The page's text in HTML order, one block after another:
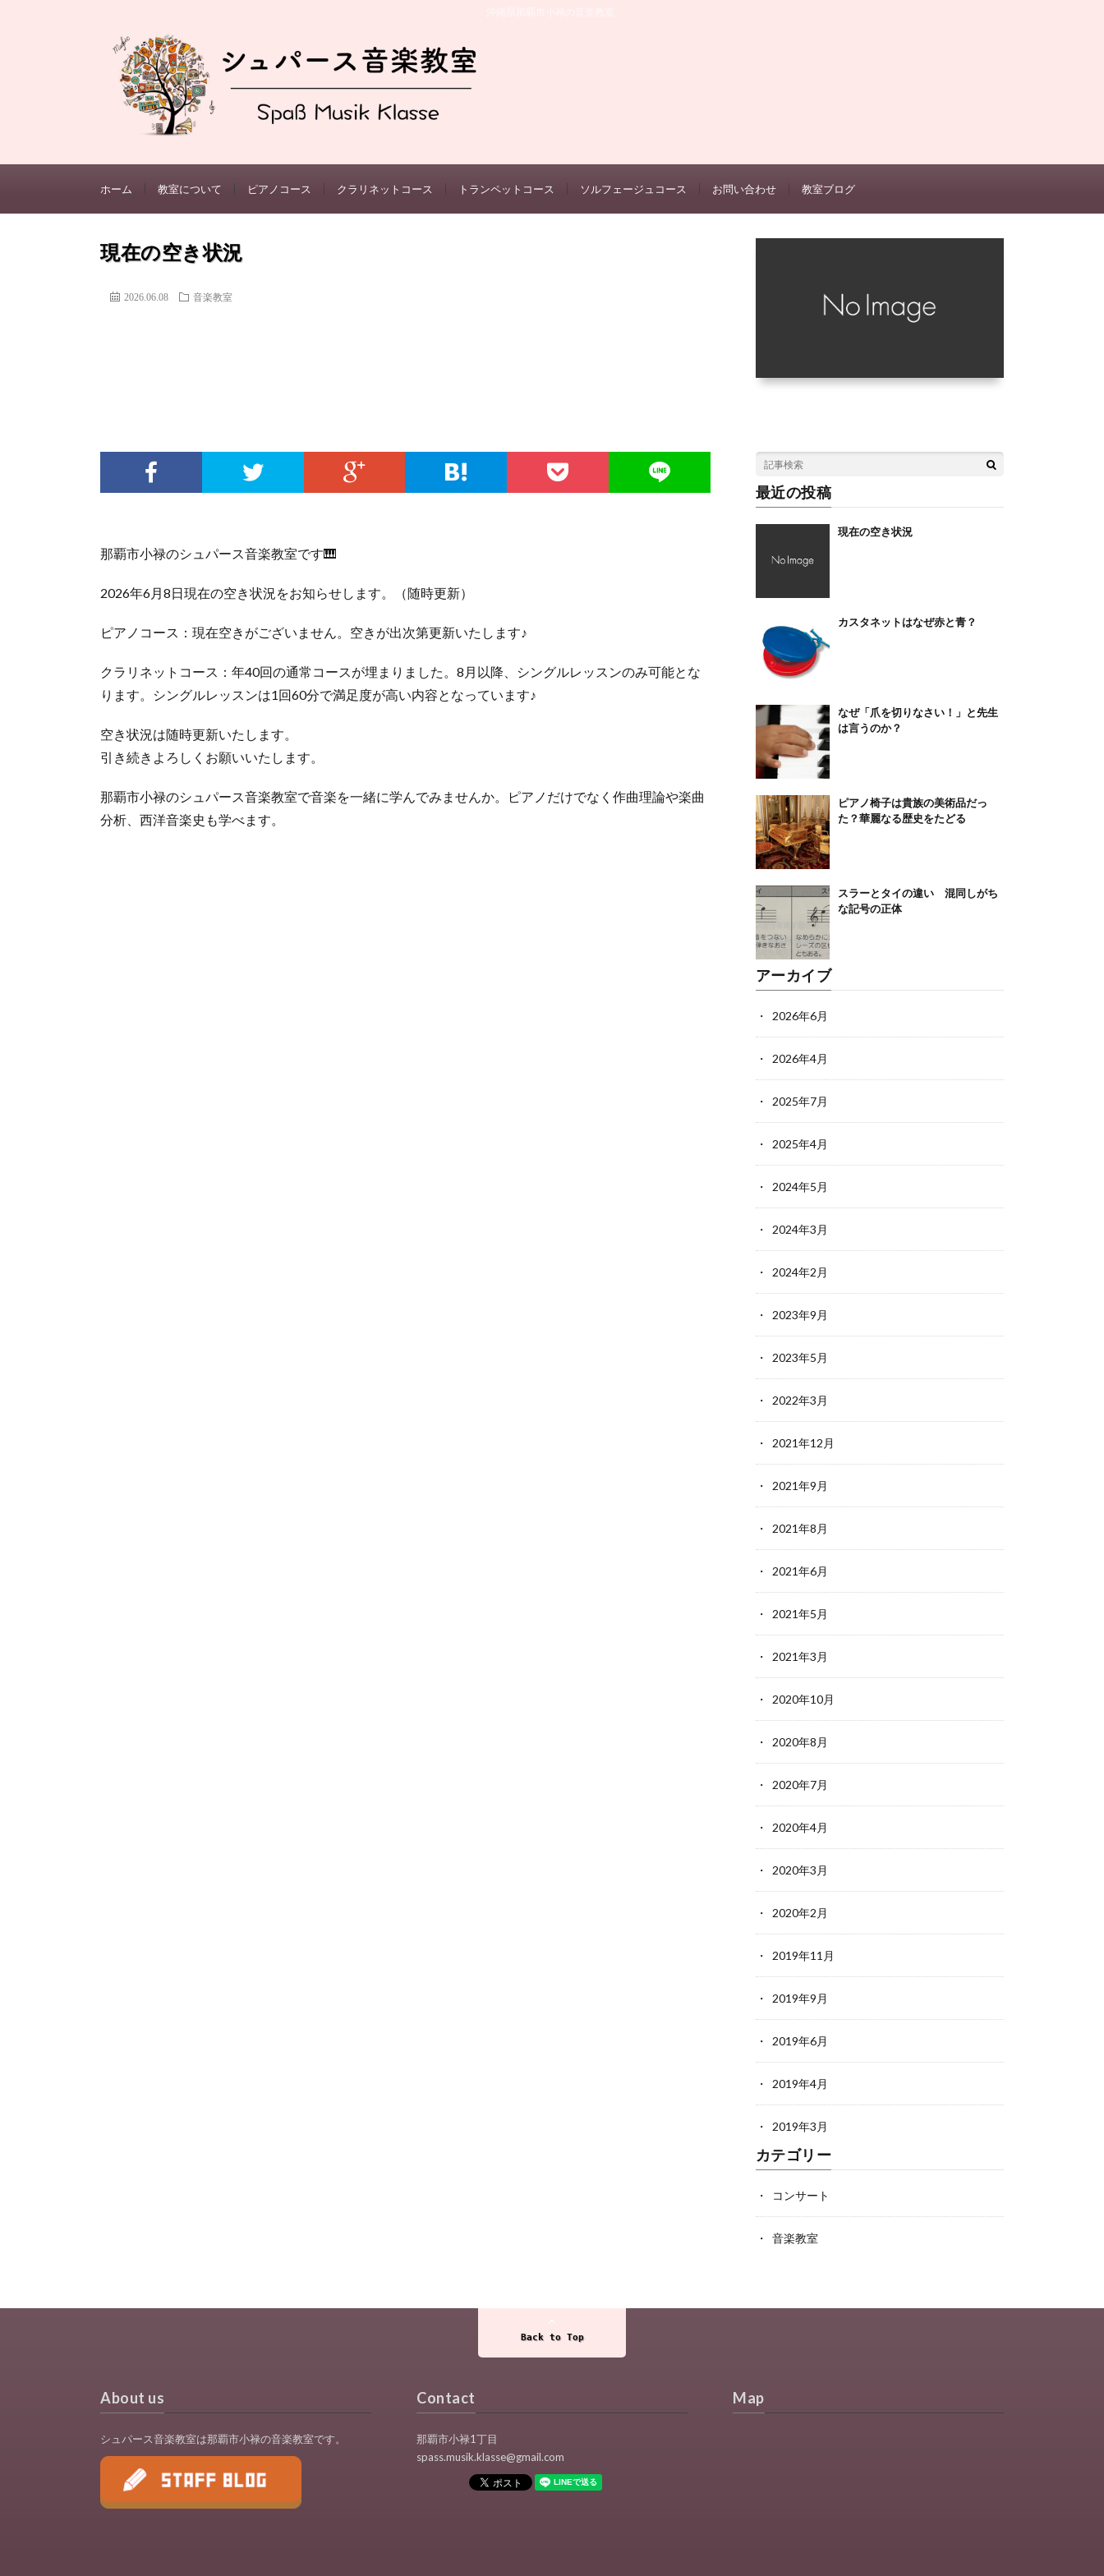
ホーム 教室について ピアノコース クラリネットコース トランペットコース ソルフェージュコース お問い合わせ 教室ブログ
現在の空き状況
2026.06.08 音楽教室
那覇市小禄のシュパース音楽教室です🎹
2026年6月8日現在の空き状況をお知らせします。（随時更新）
ピアノコース：現在空きがございません。空きが出次第更新いたします♪
クラリネットコース：年40回の通常コースが埋まりました。8月以降、シングルレッスンのみ可能とな
ります。シングルレッスンは1回60分で満足度が高い内容となっています♪
空き状況は随時更新いたします。
引き続きよろしくお願いいたします。
那覇市小禄のシュパース音楽教室で音楽を一緒に学んでみませんか。ピアノだけでなく作曲理論や楽曲
分析、西洋音楽史も学べます。
最近の投稿
現在の空き状況
カスタネットはなぜ赤と青？
なぜ「爪を切りなさい！」と先生
は言うのか？
ピアノ椅子は貴族の美術品だっ
た？華麗なる歴史をたどる
スラーとタイの違い 混同しがち
な記号の正体
アーカイブ
2026年6月
2026年4月
2025年7月
2025年4月
2024年5月
2024年3月
2024年2月
2023年9月
2023年5月
2022年3月
2021年12月
2021年9月
2021年8月
2021年6月
2021年5月
2021年3月
2020年10月
2020年8月
2020年7月
2020年4月
2020年3月
2020年2月
2019年11月
2019年9月
2019年6月
2019年4月
2019年3月
カテゴリー
コンサート
音楽教室
Back to Top
About us
シュパース音楽教室は那覇市小禄の音楽教室です。
Contact
那覇市小禄1丁目
spass.musik.klasse@gmail.com
Map